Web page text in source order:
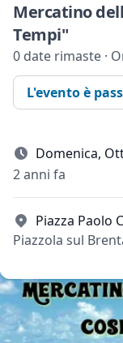
Mercatino
Tempi"
0 date rimaste ·
L'evento è
Domenica,
2 anni fa
Piazza Paolo
Piazzola sul